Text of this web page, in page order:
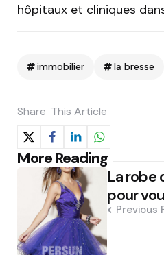
hôpitaux et cliniques
immobilier la bresse
Share This Article
More Reading
Post
navigation
La robe
pour
Previous